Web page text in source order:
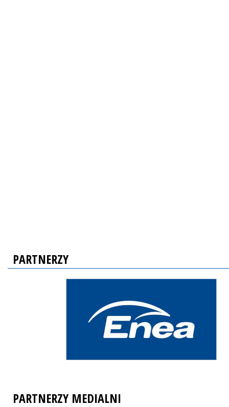
PARTNERZY
PARTNERZY MEDIALNI